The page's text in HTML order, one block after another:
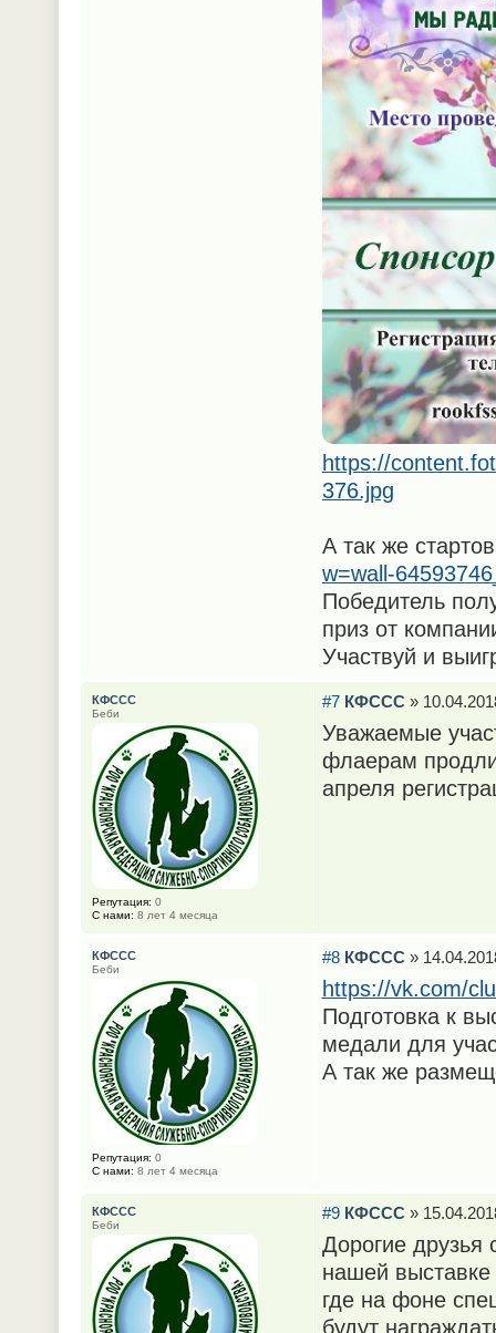
https://
376.jpg
А так же
w=wall-
Победитель
приз от
Участвуй и
#7 КФССС»
Уважаемые
флаерам
апреля
КФССС
Беби
Репутация: 0
С нами: 8 лет 4 месяца
#8 КФССС»
https://vk.com/
Подготовка к
медали для
А так же
КФССС
Беби
Репутация: 0
С нами: 8 лет 4 месяца
#9 КФССС»
Дорогие друзья
нашей выставке
где на фоне
будут
КФССС
Беби